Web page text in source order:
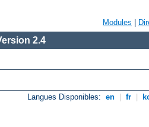
Modules
2.4
Langues Disponibles: en fr